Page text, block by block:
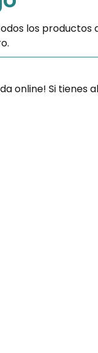
los productos
online! Si